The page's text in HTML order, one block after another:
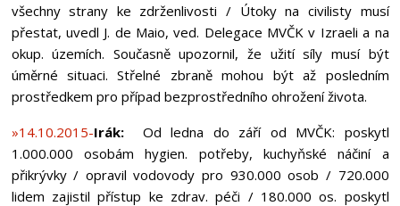
všechny strany ke zdrženlivosti / Útoky na civilisty musí
přestat, uvedl J. de Maio, ved. Delegace MVČK v Izraeli a na
okup. územích. Současně upozornil, že užití síly musí být
úměrné situaci. Střelné zbraně mohou být až posledním
prostředkem pro případ bezprostředního ohrožení života.
»14.10.2015-Irák:
Od ledna do září od MVČK: poskytl
1.000.000 osobám hygien. potřeby, kuchyňské náčiní a
přikrývky / opravil vodovody pro 930.000 osob / 720.000
lidem zajistil přístup ke zdrav. péči / 180.000 os. poskytl